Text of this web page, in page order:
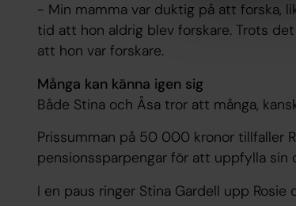
- Min mamma var duktig på att forska,
tid att hon aldrig blev forskare. Trots
att hon var forskare.
Många kan känna igen sig
Både Stina och Åsa tror att många,
Prissumman på 50 000 kronor tillfaller
pensionssparpengar för att uppfylla sin
I en paus ringer Stina Gardell upp